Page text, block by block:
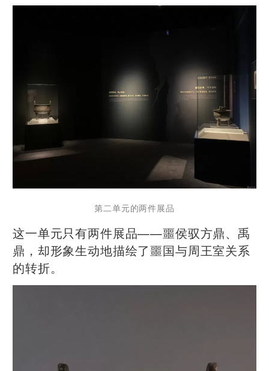
第二单元的两件展品
这一单元只有两件展品——噩侯驭方鼎、禹
鼎，却形象生动地描绘了噩国与周王室关系
的转折。